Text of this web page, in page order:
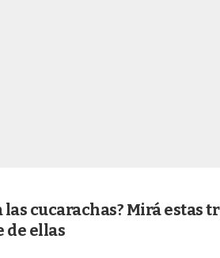
cucarachas? Mirá estas
de ellas